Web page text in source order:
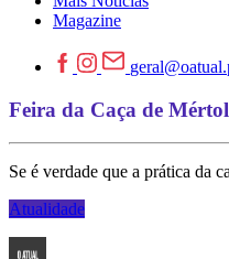
Magazine
Feira da Caça de
Se é verdade que a prática da
Atualidade